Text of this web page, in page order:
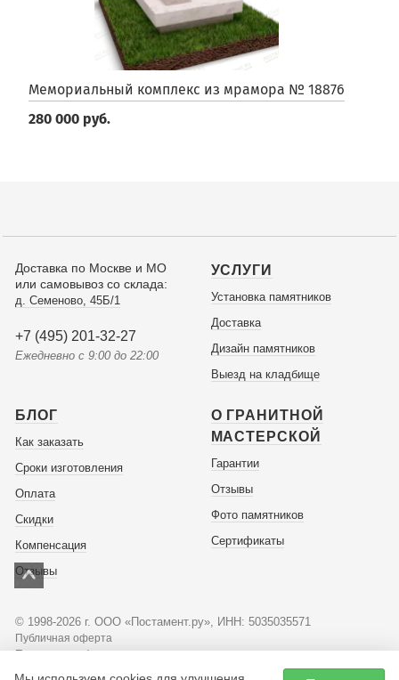
Мемориальный комплекс из мрамора № 18876
280 000 руб.
Доставка по Москве и МО
или самовывоз со склада:
д. Семеново, 45Б/1
+7 (495) 201-32-27
Ежедневно с 9:00 до 22:00
УСЛУГИ
Установка памятников
Доставка
Дизайн памятников
Выезд на кладбище
БЛОГ
Как заказать
Сроки изготовления
Оплата
Скидки
Компенсация
Отзывы
О ГРАНИТНОЙ
МАСТЕРСКОЙ
Гарантии
Отзывы
Фото памятников
Сертификаты
© 1998-2026 г. ООО «Постамент.ру», ИНН: 5035035571
Публичная оферта
Политика конфиденциальности